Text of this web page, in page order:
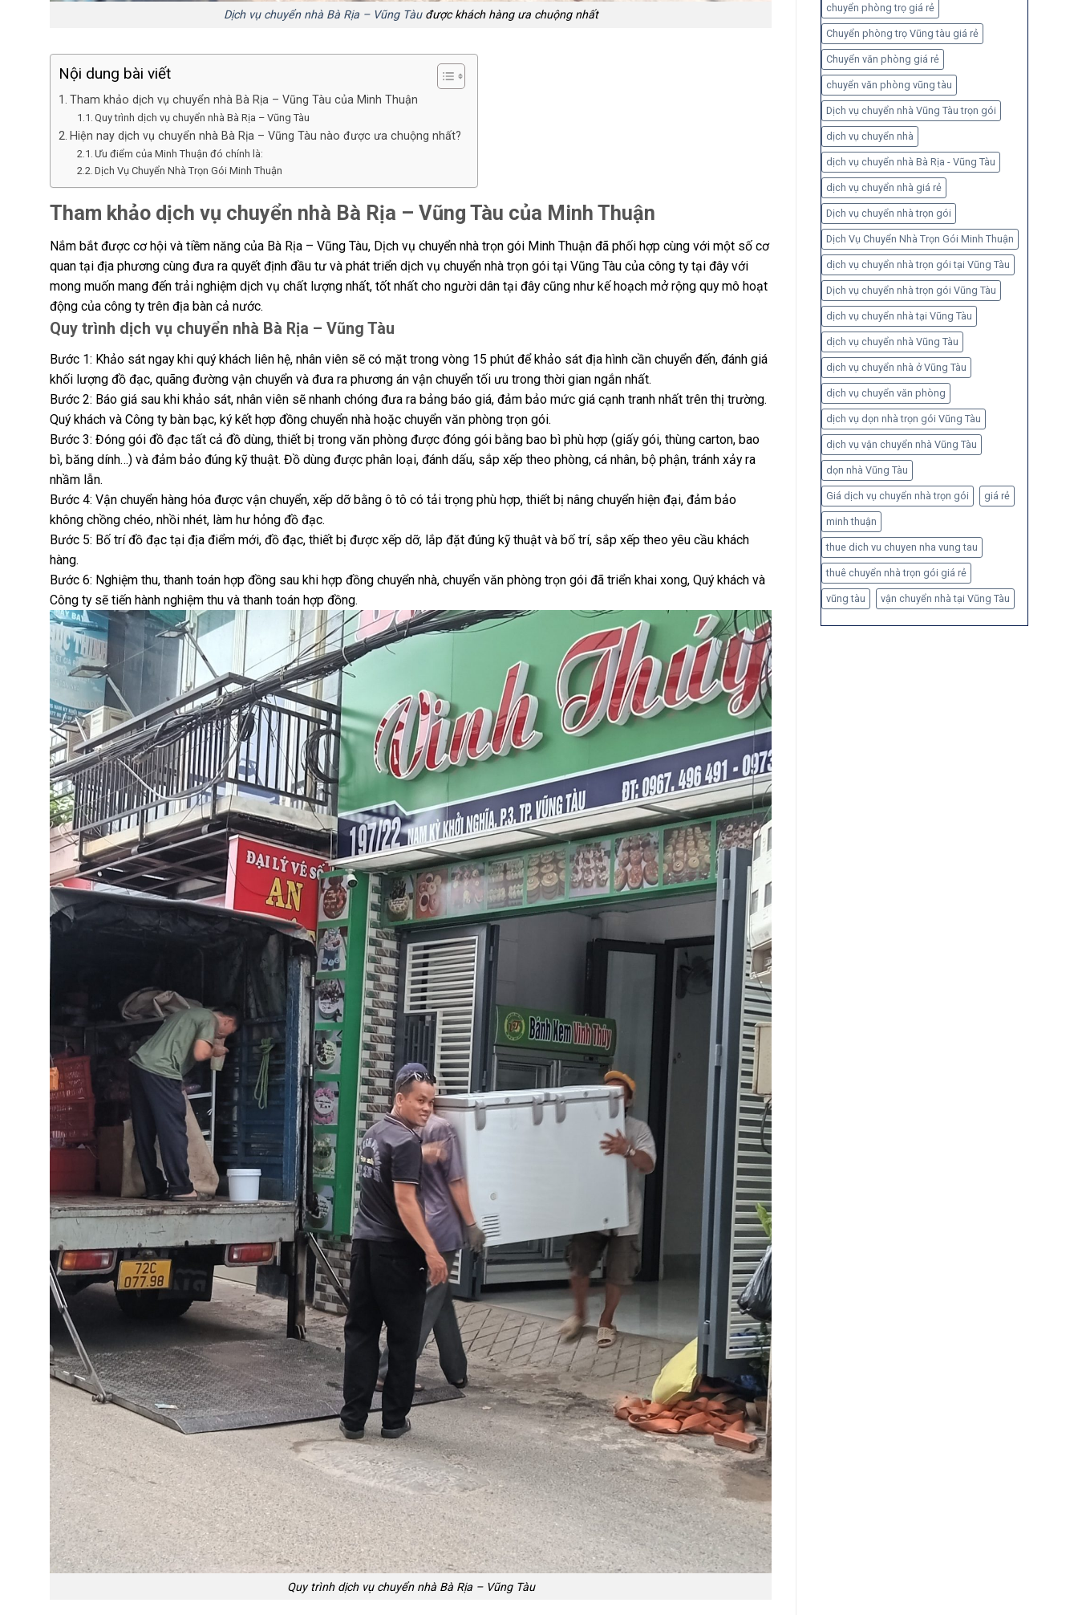
Dịch vụ chuyển nhà Bà Rịa – Vũng Tàuđược khách hàng ưa chuộng nhất
Nội dung bài viết
Tham khảo dịch vụ chuyển nhà Bà Rịa – Vũng Tàu của Minh Thuận
Quy trình dịch vụ chuyển nhà Bà Rịa – Vũng Tàu
Hiện nay dịch vụ chuyển nhà Bà Rịa – Vũng Tàu nào được ưa chuộng nhất?
Ưu điểm của Minh Thuận đó chính là:
Dịch Vụ Chuyển Nhà Trọn Gói Minh Thuận
Tham khảo dịch vụ chuyển nhà Bà Rịa – Vũng Tàu của Minh Thuận
Nắm bắt được cơ hội và tiềm năng của Bà Rịa – Vũng Tàu, Dịch vụ chuyển nhà trọn gói Minh Thuận đã phối hợp cùng với một số cơ
quan tại địa phương cùng đưa ra quyết định đầu tư và phát triển dịch vụ chuyển nhà trọn gói tại Vũng Tàu của công ty tại đây với
mong muốn mang đến trải nghiệm dịch vụ chất lượng nhất, tốt nhất cho người dân tại đây cũng như kế hoạch mở rộng quy mô hoạt
động của công ty trên địa bàn cả nước.
Quy trình dịch vụ chuyển nhà Bà Rịa – Vũng Tàu
Bước 1: Khảo sát ngay khi quý khách liên hệ, nhân viên sẽ có mặt trong vòng 15 phút để khảo sát địa hình cần chuyển đến, đánh giá
khối lượng đồ đạc, quãng đường vận chuyển và đưa ra phương án vận chuyển tối ưu trong thời gian ngắn nhất.
Bước 2: Báo giá sau khi khảo sát, nhân viên sẽ nhanh chóng đưa ra bảng báo giá, đảm bảo mức giá cạnh tranh nhất trên thị trường.
Quý khách và Công ty bàn bạc, ký kết hợp đồng chuyển nhà hoặc chuyển văn phòng trọn gói.
Bước 3: Đóng gói đồ đạc tất cả đồ dùng, thiết bị trong văn phòng được đóng gói bằng bao bì phù hợp (giấy gói, thùng carton, bao
bì, băng dính…) và đảm bảo đúng kỹ thuật. Đồ dùng được phân loại, đánh dấu, sắp xếp theo phòng, cá nhân, bộ phận, tránh xảy ra
nhầm lẫn.
Bước 4: Vận chuyển hàng hóa được vận chuyển, xếp dỡ bằng ô tô có tải trọng phù hợp, thiết bị nâng chuyển hiện đại, đảm bảo
không chồng chéo, nhồi nhét, làm hư hỏng đồ đạc.
Bước 5: Bố trí đồ đạc tại địa điểm mới, đồ đạc, thiết bị được xếp dỡ, lắp đặt đúng kỹ thuật và bố trí, sắp xếp theo yêu cầu khách
hàng.
Bước 6: Nghiệm thu, thanh toán hợp đồng sau khi hợp đồng chuyển nhà, chuyển văn phòng trọn gói đã triển khai xong, Quý khách và
Công ty sẽ tiến hành nghiệm thu và thanh toán hợp đồng.
Quy trình dịch vụ chuyển nhà Bà Rịa – Vũng Tàu
chuyển phòng trọ giá rẻ
Chuyển phòng trọ Vũng tàu giá rẻ
Chuyển văn phòng giá rẻ
chuyển văn phòng vũng tàu
Dịch vụ chuyển nhà Vũng Tàu trọn gói
dịch vụ chuyển nhà
dịch vụ chuyển nhà Bà Rịa - Vũng Tàu
dịch vụ chuyển nhà giá rẻ
Dịch vụ chuyển nhà trọn gói
Dịch Vụ Chuyển Nhà Trọn Gói Minh Thuận
dịch vụ chuyển nhà trọn gói tại Vũng Tàu
Dịch vụ chuyển nhà trọn gói Vũng Tàu
dịch vụ chuyển nhà tại Vũng Tàu
dịch vụ chuyển nhà Vũng Tàu
dịch vụ chuyển nhà ở Vũng Tàu
dịch vụ chuyển văn phòng
dịch vụ dọn nhà trọn gói Vũng Tàu
dịch vụ vận chuyển nhà Vũng Tàu
dọn nhà Vũng Tàu
Giá dịch vụ chuyển nhà trọn gói giá rẻ
minh thuận
thue dich vu chuyen nha vung tau
thuê chuyển nhà trọn gói giá rẻ
vũng tàu vận chuyển nhà tại Vũng Tàu